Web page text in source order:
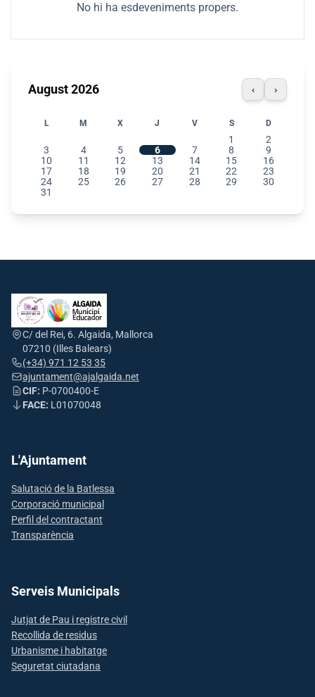
No hi ha esdeveniments propers.
August 2026 ‹ ›
L M X J V S D
1
2
3
4 5 6 7 8
9
10
11 12 13 14 15
16
17
18 19 20 21 22
23
24
25 26 27 28 29
30
31
C/ del Rei, 6. Algaida, Mallorca
07210 (Illes Balears)
(+34) 971 12 53 35
ajuntament@ajalgaida.net
CIF: P-0700400-E
FACE: L01070048
L'Ajuntament
Salutació de la Batlessa
Corporació municipal
Perfil del contractant
Transparència
Serveis Municipals
Jutjat de Pau i registre civil
Recollida de residus
Urbanisme i habitatge
Seguretat ciutadana